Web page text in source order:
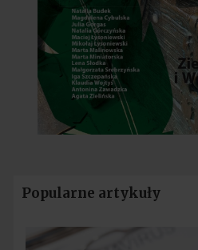
Popularne artykuły